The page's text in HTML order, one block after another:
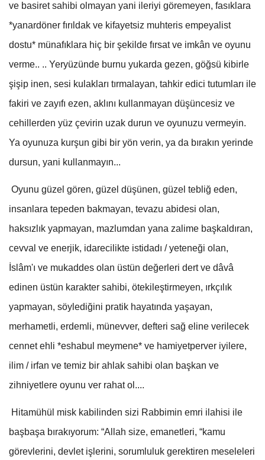
ve basiret sahibi olmayan yani ileriyi göremeyen, fasıklara
*yanardöner fırıldak ve kifayetsiz muhteris empeyalist
dostu* münafıklara hiç bir şekilde fırsat ve imkân ve oyunu
verme.. .. Yeryüzünde burnu yukarda gezen, göğsü kibirle
şişip inen, sesi kulakları tırmalayan, tahkir edici tutumları ile
fakiri ve zayıfı ezen, aklını kullanmayan düşüncesiz ve
cehillerden yüz çevirin uzak durun ve oyunuzu vermeyin.
Ya oyunuza kurşun gibi bir yön verin, ya da bırakın yerinde
dursun, yani kullanmayın...
Oyunu güzel gören, güzel düşünen, güzel tebliğ eden,
insanlara tepeden bakmayan, tevazu abidesi olan,
haksızlık yapmayan, mazlumdan yana zalime başkaldıran,
cevval ve enerjik, idarecilikte istidadı / yeteneği olan,
İslâm'ı ve mukaddes olan üstün değerleri dert ve dâvâ
edinen üstün karakter sahibi, ötekileştirmeyen, ırkçılık
yapmayan, söylediğini pratik hayatında yaşayan,
merhametli, erdemli, münevver, defteri sağ eline verilecek
cennet ehli *eshabul meymene* ve hamiyetperver iyilere,
ilim / irfan ve temiz bir ahlak sahibi olan başkan ve
zihniyetlere oyunu ver rahat ol....
Hitamühül misk kabilinden sizi Rabbimin emri ilahisi ile
başbaşa bırakıyorum: “Allah size, emanetleri, “kamu
görevlerini, devlet işlerini, sorumluluk gerektiren meseleleri